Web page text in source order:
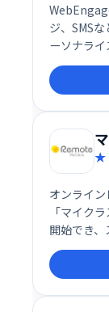
ジ、SMS
ーソナラ
ジメント
たメッセー
ンゲージ
オンライ
「マイク
開始でき
管理業務
テムで、様